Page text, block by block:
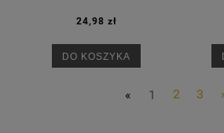
24,98 zł
DO KOSZYKA
« 1 2 3